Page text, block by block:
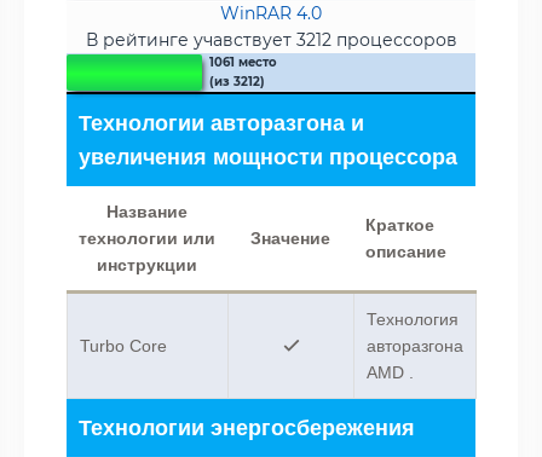
WinRAR 4.0
В рейтинге учавствует 3212 процессоров
1061 место
(из 3212)
Технологии авторазгона и
увеличения мощности процессора
Название
технологии или
инструкции
Значение
Краткое
описание
Turbo Core
Технология
авторазгона
AMD .
Технологии энергосбережения